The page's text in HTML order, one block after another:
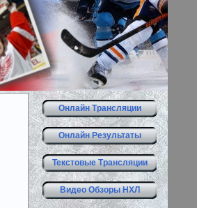
Онлайн Трансляции
Онлайн Результаты
Текстовые Трансляции
Видео Обзоры НХЛ